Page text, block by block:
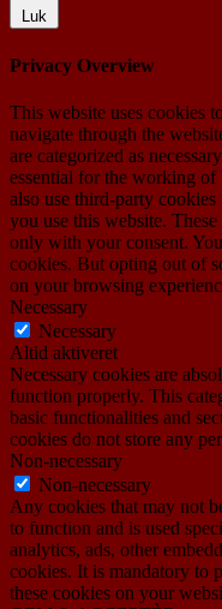
Luk
Privacy Overview
This website uses cookies
navigate through the
are categorized as
essential for the working
also use third-party
you use this website.
only with your consent.
cookies. But opting out of
on your browsing
Necessary
Necessary
Altid aktiveret
Necessary cookies are
function properly. This
basic functionalities and
cookies do not store any
Non-necessary
Non-necessary
Any cookies that may not
to function and is used
analytics, ads, other
cookies. It is mandatory to
these cookies on your